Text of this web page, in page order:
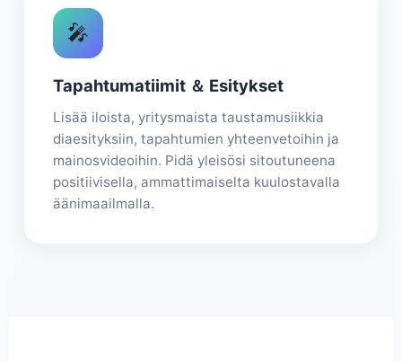
🎤
Tapahtumatiimit ＆ Esitykset
Lisää iloista, yritysmaista taustamusiikkia
diaesityksiin, tapahtumien yhteenvetoihin ja
mainosvideoihin. Pidä yleisösi sitoutuneena
positiivisella, ammattimaiselta kuulostavalla
äänimaailmalla.